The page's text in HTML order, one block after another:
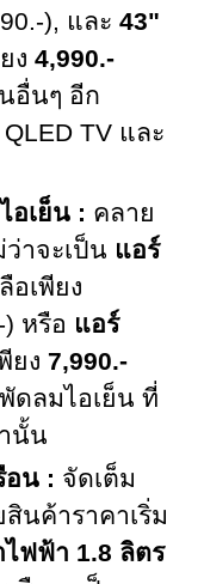
), และ 43"
ง 4,990.-
อื่นๆ อีก
TV และ
อเย็น : คลาย
าจะเป็น แอร์
อเพียง
) หรือ แอร์
ยง 7,990.-
ดลมไอเย็น ที่
นั้น
อน : จัดเต็ม
นค้าราคาเริ่ม
ฟฟ้า 1.8 ลิตร